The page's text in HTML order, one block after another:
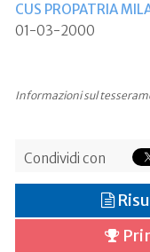
CUS PROPATRIA
01-03-2000
Informazioni sul
Condividi con